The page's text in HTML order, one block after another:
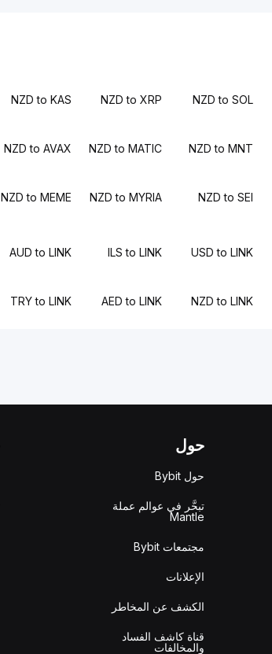
NZD to SOL
NZD to XRP
NZD to KAS
NZD to MNT
NZD to MATIC
NZD to AVAX
NZD to SEI
NZD to MYRIA
NZD to MEME
USD to LINK
ILS to LINK
AUD to LINK
NZD to LINK
AED to LINK
TRY to LINK
حول
حول Bybit
تبحَّر في عوالم عملة
Mantle
مجتمعات Bybit
الإعلانات
الكشف عن المخاطر
قناة كاشف الفساد
والمخالفات